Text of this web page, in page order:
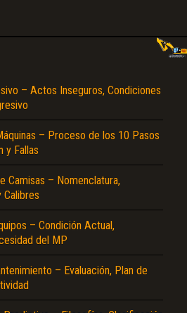
– Actos Inseguros, Condiciones
– Proceso de los 10 Pasos
y Fallas
Camisas – Nomenclatura,
Calibres
– Condición Actual,
del MP
– Evaluación, Plan de